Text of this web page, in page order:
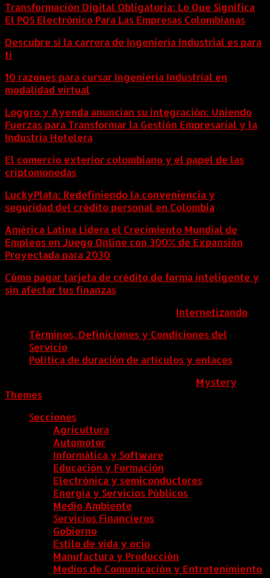
Transformación Digital Obligatoria: Lo Que Significa
El POS Electrónico Para Las Empresas Colombianas
Descubre si la carrera de Ingeniería Industrial es para
ti
10 razones para cursar Ingeniería Industrial en
modalidad virtual
Loggro y Ayenda anuncian su integración: Uniendo
Fuerzas para Transformar la Gestión Empresarial y la
Industria Hotelera
El comercio exterior colombiano y el papel de las
criptomonedas
LuckyPlata: Redefiniendo la conveniencia y
seguridad del crédito personal en Colombia
América Latina Lidera el Crecimiento Mundial de
Empleos en Juego Online con 300% de Expansión
Proyectada para 2030
Cómo pagar tarjeta de crédito de forma inteligente y
sin afectar tus finanzas
Internetizando
Términos, Definiciones y Condiciones del
Servicio
Política de duración de artículos y enlaces
Mystery
Themes
Secciones
Agricultura
Automotor
Informática y Software
Educación y Formación
Electrónica y semiconductores
Energía y Servicios Públicos
Medio Ambiente
Servicios Financieros
Gobierno
Estilo de vida y ocio
Manufactura y Producción
Medios de Comunicación y Entretenimiento